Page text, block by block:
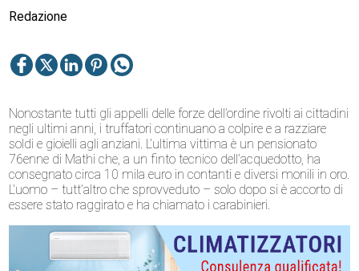
Redazione
Nonostante tutti gli appelli delle forze dell’ordine rivolti ai cittadini
negli ultimi anni, i truffatori continuano a colpire e a razziare
soldi e gioielli agli anziani. L’ultima vittima è un pensionato
76enne di Mathi che, a un finto tecnico dell’acquedotto, ha
consegnato circa 10 mila euro in contanti e diversi monili in oro.
L’uomo – tutt’altro che sprovveduto – solo dopo si è accorto di
essere stato raggirato e ha chiamato i carabinieri.